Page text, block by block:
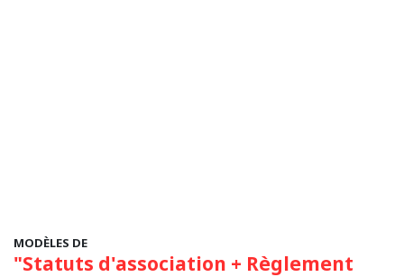
MODÈLES DE
"Statuts d'association + Règlement